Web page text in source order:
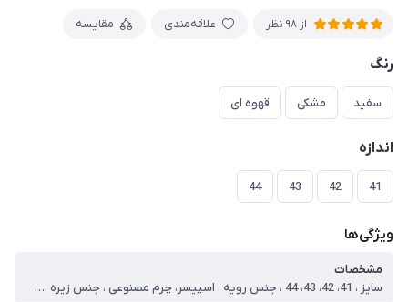
از 98 نظر علاقه‌مندی مقایسه
رنگ
سفید مشکی قهوه ای
اندازه
41
42
43
44
ویژگی‌ها
مشخصات
سایز ، 41، 42، 43، 44 ، جنس رویه ، اسپیسر، چرم مصنوعی ، جنس زیره ، Pu ، نحوه بسته شدن ، بند ، نوع ، اسپرت ، سایز 41 ، طول داخل کفش=26.1 ، سایز 42 ، طول داخل کفش=26.5 ، سایز 43 ، طول داخل کفش=27.1 ، سایز 44 ، طول داخل کفش=27.9